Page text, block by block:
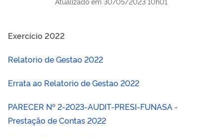
Exercício 2022
Relatorio de Gestao 2022
Errata ao Relatorio de Gestao 2022
PARECER Nº 2-2023-AUDIT-PRESI-FUNASA -
Prestação de Contas 2022